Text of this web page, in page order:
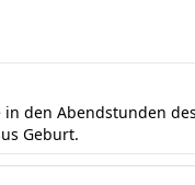
den Abendstunden
Geburt.